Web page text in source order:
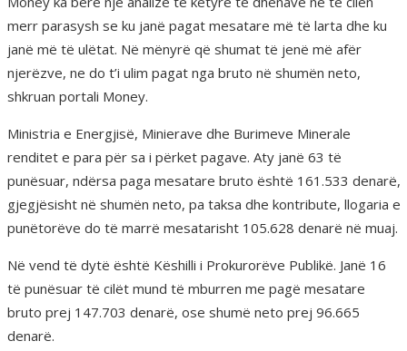
merr parasysh se ku janë pagat mesatare më të larta dhe ku
janë më të ulëtat. Në mënyrë që shumat të jenë më afër
njerëzve, ne do t’i ulim pagat nga bruto në shumën neto,
shkruan portali Money.
Ministria e Energjisë, Minierave dhe Burimeve Minerale
renditet e para për sa i përket pagave. Aty janë 63 të
punësuar, ndërsa paga mesatare bruto është 161.533 denarë,
gjegjësisht në shumën neto, pa taksa dhe kontribute, llogaria e
punëtorëve do të marrë mesatarisht 105.628 denarë në muaj.
Në vend të dytë është Këshilli i Prokurorëve Publikë. Janë 16
të punësuar të cilët mund të mburren me pagë mesatare
bruto prej 147.703 denarë, ose shumë neto prej 96.665
denarë.